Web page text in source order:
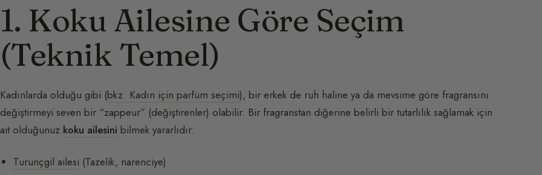
1. Koku Ailesine Göre Seçim
(Teknik Temel)
Kadınlarda olduğu gibi (bkz. Kadın için parfüm seçimi), bir erkek de ruh haline ya da mevsime göre fragransını
değiştirmeyi seven bir “zappeur” (değiştirenler) olabilir. Bir fragranstan diğerine belirli bir tutarlılık sağlamak için
ait olduğunuz koku ailesini bilmek yararlıdır:
Turunçgil ailesi (Tazelik, narenciye)